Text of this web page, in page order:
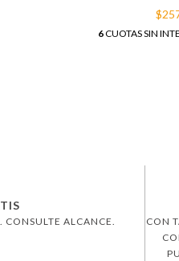
6CUOTAS SIN
CONSULTE ALCANCE.
CON